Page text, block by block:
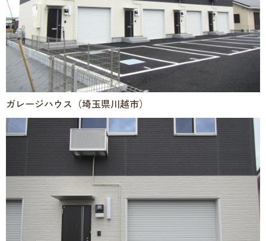
ガレージハウス（埼玉県川越市）